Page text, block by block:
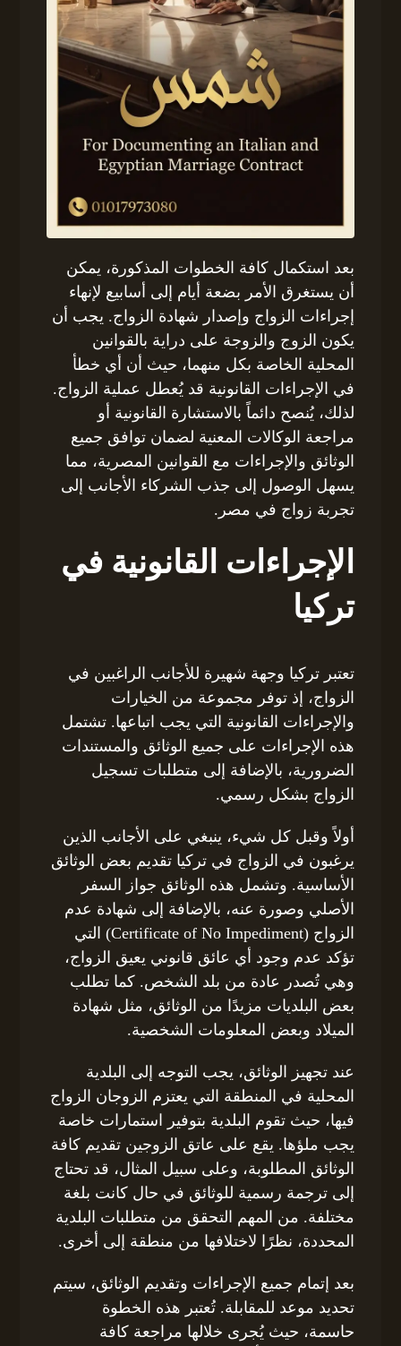
بعد استكمال كافة الخطوات المذكورة، يمكن
أن يستغرق الأمر بضعة أيام إلى أسابيع لإنهاء
إجراءات الزواج وإصدار شهادة الزواج. يجب أن
يكون الزوج والزوجة على دراية بالقوانين
المحلية الخاصة بكل منهما، حيث أن أي خطأ
في الإجراءات القانونية قد يُعطل عملية الزواج.
لذلك، يُنصح دائماً بالاستشارة القانونية أو
مراجعة الوكالات المعنية لضمان توافق جميع
الوثائق والإجراءات مع القوانين المصرية، مما
يسهل الوصول إلى جذب الشركاء الأجانب إلى
تجربة زواج في مصر.
الإجراءات القانونية في
تركيا
تعتبر تركيا وجهة شهيرة للأجانب الراغبين في
الزواج، إذ توفر مجموعة من الخيارات
والإجراءات القانونية التي يجب اتباعها. تشتمل
هذه الإجراءات على جميع الوثائق والمستندات
الضرورية، بالإضافة إلى متطلبات تسجيل
الزواج بشكل رسمي.
أولاً وقبل كل شيء، ينبغي على الأجانب الذين
يرغبون في الزواج في تركيا تقديم بعض الوثائق
الأساسية. وتشمل هذه الوثائق جواز السفر
الأصلي وصورة عنه، بالإضافة إلى شهادة عدم
الزواج (Certificate of No Impediment) التي
تؤكد عدم وجود أي عائق قانوني يعيق الزواج،
وهي تُصدر عادة من بلد الشخص. كما تطلب
بعض البلديات مزيدًا من الوثائق، مثل شهادة
الميلاد وبعض المعلومات الشخصية.
عند تجهيز الوثائق، يجب التوجه إلى البلدية
المحلية في المنطقة التي يعتزم الزوجان الزواج
فيها، حيث تقوم البلدية بتوفير استمارات خاصة
يجب ملؤها. يقع على عاتق الزوجين تقديم كافة
الوثائق المطلوبة، وعلى سبيل المثال، قد تحتاج
إلى ترجمة رسمية للوثائق في حال كانت بلغة
مختلفة. من المهم التحقق من متطلبات البلدية
المحددة، نظرًا لاختلافها من منطقة إلى أخرى.
بعد إتمام جميع الإجراءات وتقديم الوثائق، سيتم
تحديد موعد للمقابلة. تُعتبر هذه الخطوة
حاسمة، حيث يُجرى خلالها مراجعة كافة